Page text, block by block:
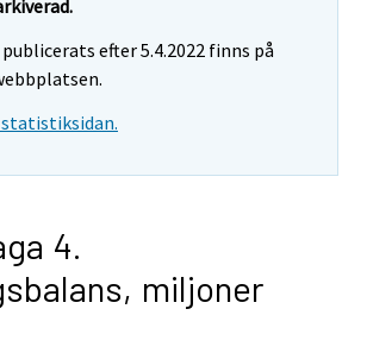
efter 5.4.2022 finns på
4.
miljoner